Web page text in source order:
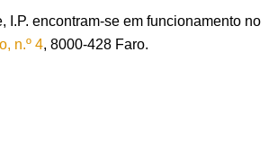
encontram-se em funcionamento no
n.º 4, 8000-428 Faro.